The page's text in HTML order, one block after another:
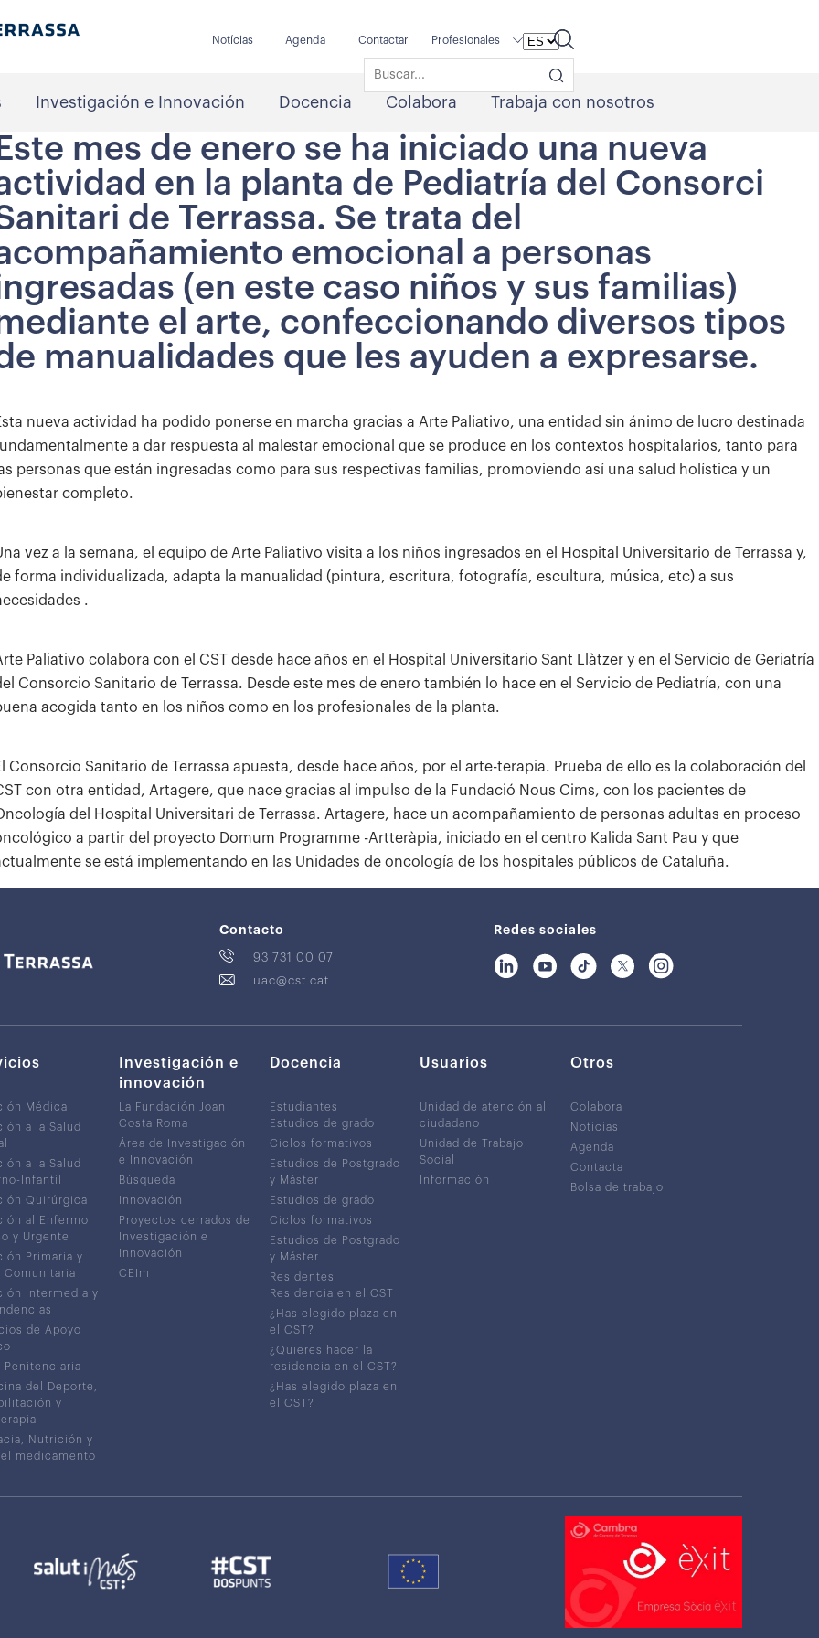
Notícias Agenda Contactar Profesionales
Investigación e Innovación Docencia Colabora Trabaja con nosotros
mes de enero se ha iniciado una nueva
en la planta de Pediatría del Consorci
de Terrassa. Se trata del
emocional a personas
(en este caso niños y sus familias)
el arte, confeccionando diversos tipos
manualidades que les ayuden a expresarse.
nueva actividad ha podido ponerse en marcha gracias a Arte Paliativo, una entidad sin ánimo de lucro destinada
a dar respuesta al malestar emocional que se produce en los contextos hospitalarios, tanto para
personas que están ingresadas como para sus respectivas familias, promoviendo así una salud holística y un
completo.
vez a la semana, el equipo de Arte Paliativo visita a los niños ingresados ​​en el Hospital Universitario de Terrassa y,
forma individualizada, adapta la manualidad (pintura, escritura, fotografía, escultura, música, etc) a sus
.
Paliativo colabora con el CST desde hace años en el Hospital Universitario Sant Llàtzer y en el Servicio de Geriatría
Consorcio Sanitario de Terrassa. Desde este mes de enero también lo hace en el Servicio de Pediatría, con una
acogida tanto en los niños como en los profesionales de la planta.
Consorcio Sanitario de Terrassa apuesta, desde hace años, por el arte-terapia. Prueba de ello es la colaboración del
con otra entidad, Artagere, que nace gracias al impulso de la Fundació Nous Cims, con los pacientes de
del Hospital Universitari de Terrassa. Artagere, hace un acompañamiento de personas adultas en proceso
a partir del proyecto Domum Programme -Artteràpia, iniciado en el centro Kalida Sant Pau y que
se está implementando en las Unidades de oncología de los hospitales públicos de Cataluña.
Contacto
93 731 00 07
uac@cst.cat
Redes sociales
Médica
a la Salud
a la Salud
Infantil
Quirúrgica
al Enfermo
y Urgente
Primaria y
Comunitaria
intermedia y
de Apoyo
Penitenciaria
del Deporte,
y
Nutrición y
medicamento
Investigación e
innovación
La Fundación Joan
Costa Roma
Área de Investigación
e Innovación
Búsqueda
Innovación
Proyectos cerrados de
Investigación e
Innovación
CEIm
Docencia
Estudiantes
Estudios de grado
Ciclos formativos
Estudios de Postgrado
y Máster
Estudios de grado
Ciclos formativos
Estudios de Postgrado
y Máster
Residentes
Residencia en el CST
¿Has elegido plaza en
el CST?
¿Quieres hacer la
residencia en el CST?
¿Has elegido plaza en
el CST?
Usuarios
Unidad de atención al
ciudadano
Unidad de Trabajo
Social
Información
Otros
Colabora
Noticias
Agenda
Contacta
Bolsa de trabajo